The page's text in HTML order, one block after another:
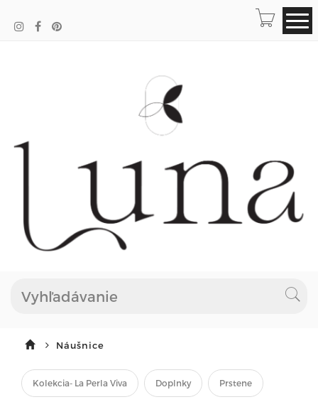
Náušnice
Kolekcia- La Perla Viva Doplnky Prstene